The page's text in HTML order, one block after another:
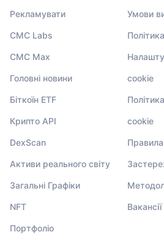
Рекламувати
CMC Labs
CMC Max
Головні новини
Біткоїн ETF
Крипто API
DexScan
Активи реального світу
Загальні Графіки
NFT
Портфоліо
Умови
cookie
cookie
Правила
Вакансії